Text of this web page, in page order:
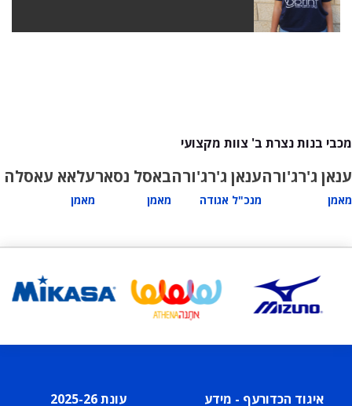
מכבי בנות נצרת ב' צוות מקצועי
ענאן ג'רג'ורה
מאמן
ענאן ג'רג'ורה
מנכ"ל אגודה
באסל נסאר
מאמן
עלאא עאסלה
מאמן
איגוד הכדורעף - מידע עונת 2025-26